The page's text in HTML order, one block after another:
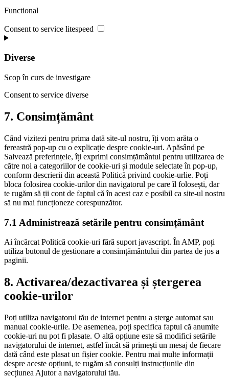
Functional
Consent to service litespeed
Diverse
Scop în curs de investigare
Consent to service diverse
7. Consimțământ
Când vizitezi pentru prima dată site-ul nostru, îți vom arăta o
fereastră pop-up cu o explicație despre cookie-uri. Apăsând pe
Salvează preferințele, îți exprimi consimțământul pentru utilizarea de
către noi a categoriilor de cookie-uri și module selectate în pop-up,
conform descrierii din această Politică privind cookie-urlie. Poți
bloca folosirea cookie-urilor din navigatorul pe care îl folosești, dar
te rugăm să ții cont de faptul că în acest caz e posibil ca site-ul nostru
să nu mai funcționeze corespunzător.
7.1 Administrează setările pentru consimțământ
Ai încărcat Politică cookie-uri fără suport javascript. În AMP, poți
utiliza butonul de gestionare a consimțământului din partea de jos a
paginii.
8. Activarea/dezactivarea și ștergerea
cookie-urilor
Poți utiliza navigatorul tău de internet pentru a șterge automat sau
manual cookie-urile. De asemenea, poți specifica faptul că anumite
cookie-uri nu pot fi plasate. O altă opțiune este să modifici setările
navigatorului de internet, astfel încât să primești un mesaj de fiecare
dată când este plasat un fișier cookie. Pentru mai multe informații
despre aceste opțiuni, te rugăm să consulți instrucțiunile din
secțiunea Ajutor a navigatorului tău.